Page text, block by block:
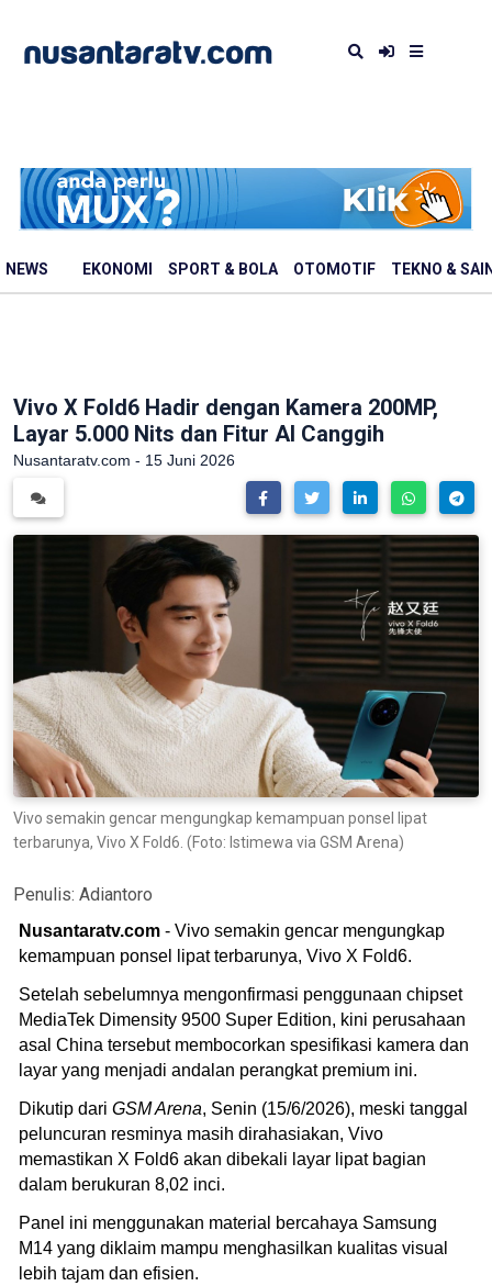
NEWS EKONOMI SPORT & BOLA OTOMOTIF TEKNO &
Vivo X Fold6 Hadir dengan Kamera 200MP,
Layar 5.000 Nits dan Fitur AI Canggih
Nusantaratv.com - 15 Juni 2026
Vivo semakin gencar mengungkap kemampuan ponsel lipat
terbarunya, Vivo X Fold6. (Foto: Istimewa via GSM Arena)
Penulis: Adiantoro
Nusantaratv.com - Vivo semakin gencar mengungkap
kemampuan ponsel lipat terbarunya, Vivo X Fold6.
Setelah sebelumnya mengonfirmasi penggunaan chipset
MediaTek Dimensity 9500 Super Edition, kini perusahaan
asal China tersebut membocorkan spesifikasi kamera dan
layar yang menjadi andalan perangkat premium ini.
Dikutip dari GSM Arena, Senin (15/6/2026), meski tanggal
peluncuran resminya masih dirahasiakan, Vivo
memastikan X Fold6 akan dibekali layar lipat bagian
dalam berukuran 8,02 inci.
Panel ini menggunakan material bercahaya Samsung
M14 yang diklaim mampu menghasilkan kualitas visual
lebih tajam dan efisien.